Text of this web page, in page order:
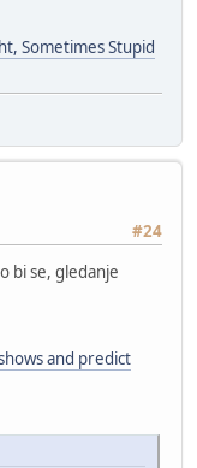
Sometimes Stupid
#24
bi se, gledanje
and predict